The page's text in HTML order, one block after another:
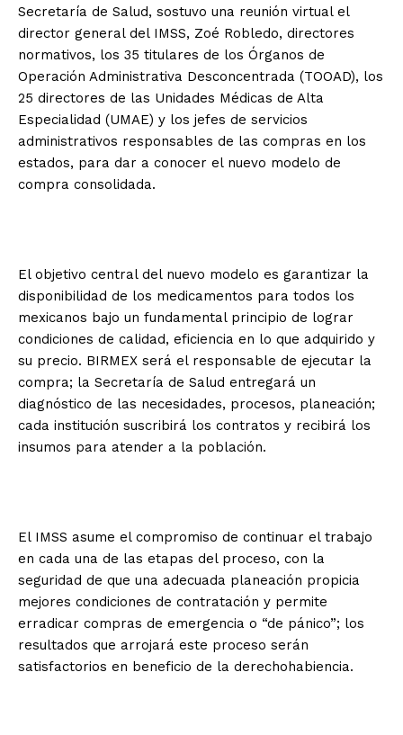
Secretaría de Salud, sostuvo una reunión virtual el
director general del IMSS, Zoé Robledo, directores
normativos, los 35 titulares de los Órganos de
Operación Administrativa Desconcentrada (TOOAD), los
25 directores de las Unidades Médicas de Alta
Especialidad (UMAE) y los jefes de servicios
administrativos responsables de las compras en los
estados, para dar a conocer el nuevo modelo de
compra consolidada.
El objetivo central del nuevo modelo es garantizar la
disponibilidad de los medicamentos para todos los
mexicanos bajo un fundamental principio de lograr
condiciones de calidad, eficiencia en lo que adquirido y
su precio. BIRMEX será el responsable de ejecutar la
compra; la Secretaría de Salud entregará un
diagnóstico de las necesidades, procesos, planeación;
cada institución suscribirá los contratos y recibirá los
insumos para atender a la población.
El IMSS asume el compromiso de continuar el trabajo
en cada una de las etapas del proceso, con la
seguridad de que una adecuada planeación propicia
mejores condiciones de contratación y permite
erradicar compras de emergencia o “de pánico”; los
resultados que arrojará este proceso serán
satisfactorios en beneficio de la derechohabiencia.